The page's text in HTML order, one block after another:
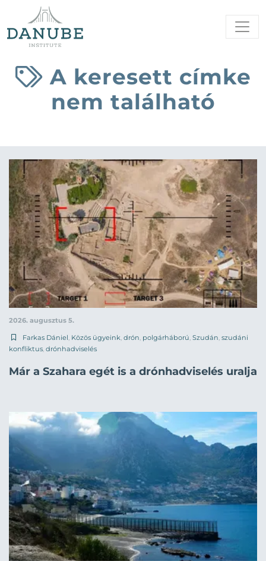
A keresett címke
nem található
2026. augusztus 5.
Farkas Dániel Közös ügyeink drón polgárháború Szudán szudáni
konfliktus drónhadviselés
Már a Szahara egét is a drónhadviselés uralja